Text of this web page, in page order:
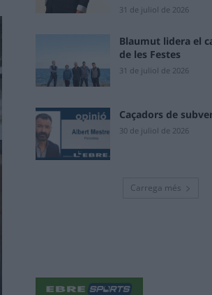
31 de juliol de 2026
Blaumut lidera el
de les Festes
31 de juliol de 2026
Caçadors de
30 de juliol de 2026
Carrega més